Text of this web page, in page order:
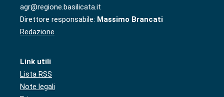
agr@regione.basilicata.it
Direttore responsabile: Massimo Brancati
Redazione
Link utili
Lista RSS
Note legali